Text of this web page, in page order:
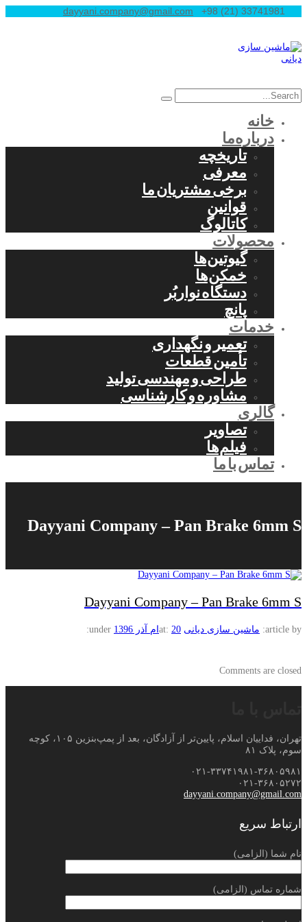
dayyani.company@gmail.com +98 (21) 33741981
خانه
درباره‌ما
تاریخچه
معرفی
برخی مشتریان ما
قوانین
کاتالوگ
محصولات
گیوتین‌ها
خمکن‌ها
دستگاه نواربُر
پانچ
خدمات
تعمیر و نگهداری
تأمین قطعات
طراحی و مهندسی تولید
مشاوره و کارشناسی
گالری
تصاویر
فیلم‌ها
تماس با ما
Dayyani Company – Pan Brake 6mm S
Dayyani Company – Pan Brake 6mm S
article by: ماشین سازی دیانی at: 20ام آذر 1396 under:
Comments are closed
تهران، فداییان اسلام، پایین‌تر از آزادگان، بعد از پمپ‌بنزین ۱۰۵، کوچه
سوم، پلاک ۸۱
۰۲۱-۳۳۷۴۱۹۸۱-۳۶۸۰۵۹۸۱
۰۲۱-۳۶۸۰۵۲۷۲
dayyani.company@gmail.com
ارتباط سریع
نام شما (الزامی)
شماره تماس (الزامی)